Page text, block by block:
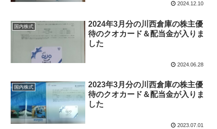
2024.12.10
国内株式
2024年3月分の川西倉庫の株主優
待のクオカード＆配当金が入りま
した
2024.06.28
国内株式
2023年3月分の川西倉庫の株主優
待のクオカード＆配当金が入りま
した
2023.07.01